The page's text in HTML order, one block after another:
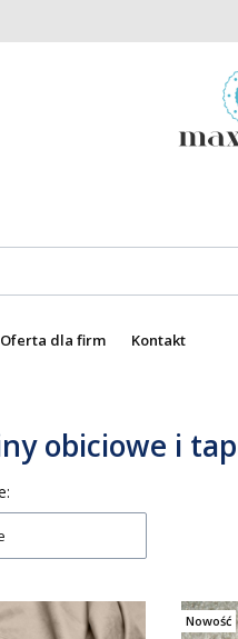
Oferta dla firm Kontakt
obiciowe i
Nowość